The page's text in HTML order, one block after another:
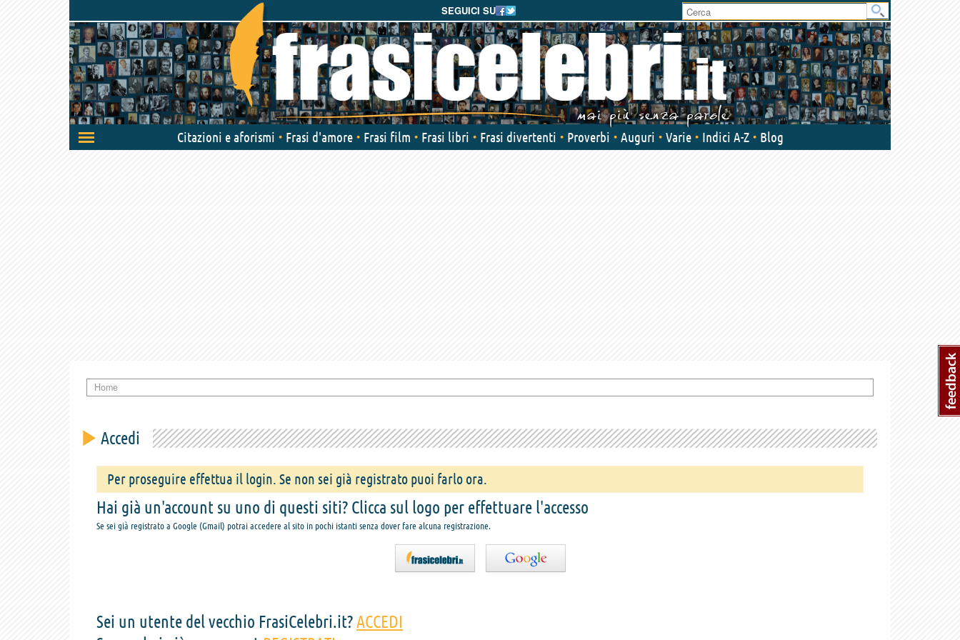
SEGUICI SU
Attiva/disattiva
navigazione
Citazioni e aforismi Frasi d'amore Frasi film Frasi libri Frasi divertenti Proverbi Auguri Varie Indici A-Z Blog
Home
Accedi
Per proseguire effettua il login. Se non sei già registrato puoi farlo ora.
Hai già un'account su uno di questi siti? Clicca sul logo per effettuare l'accesso
Se sei già registrato a Google (Gmail) potrai accedere al sito in pochi istanti senza dover fare alcuna registrazione.
Sei un utente del vecchio FrasiCelebri.it?ACCEDI